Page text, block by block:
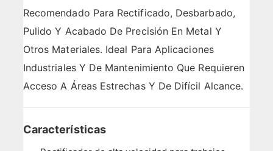
Recomendado Para Rectificado, Desbarbado,
Pulido Y Acabado De Precisión En Metal Y
Otros Materiales. Ideal Para Aplicaciones
Industriales Y De Mantenimiento Que Requieren
Acceso A Áreas Estrechas Y De Difícil Alcance.
Características